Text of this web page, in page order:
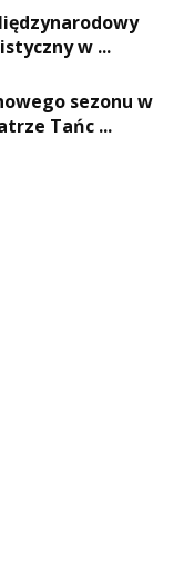
w ...
sezonu w
Tańc ...